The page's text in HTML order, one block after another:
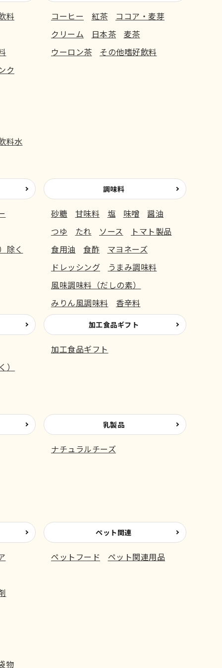
料
ク
料水
コーヒー 紅茶
ココア・麦芽
クリーム
日本茶
麦茶
ウーロン茶
その他嗜好飲料
除く
調味料
砂糖 甘味料 塩 味噌
醤油
つゆ
たれ ソース
トマト製品
食用油
食酢
マヨネーズ
ドレッシング
うまみ調味料
風味調味料（だしの素）
みりん風調味料
香辛料
加工食品ギフト
加工食品ギフト
乳製品
ナチュラルチーズ
物
ペット関連
ペットフード ペット関連用品